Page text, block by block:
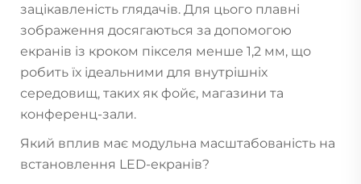
зацікавленість глядачів. Для цього плавні
зображення досягаються за допомогою
екранів із кроком пікселя менше 1,2 мм, що
робить їх ідеальними для внутрішніх
середовищ, таких як фойє, магазини та
конференц-зали.
Який вплив має модульна масштабованість на
встановлення LED-екранів?